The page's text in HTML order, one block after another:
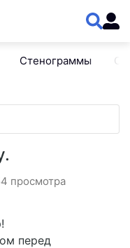
Стенограммы
просмотра
перед